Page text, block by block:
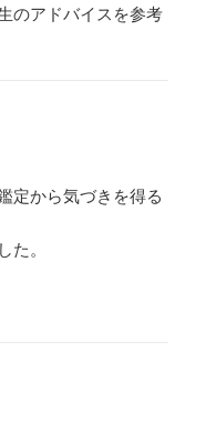
のアドバイスを参考
定から気づきを得る
。